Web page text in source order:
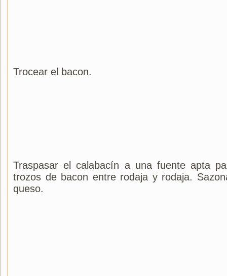
Trocear el bacon.
Traspasar el calabacín a una fuente apta
trozos de bacon entre rodaja y rodaja.
queso.